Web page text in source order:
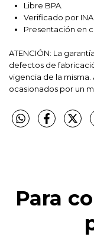
Libre BPA.
Verificado por
Presentación en
ATENCIÓN: La
defectos de
vigencia de la
ocasionados por un
Para